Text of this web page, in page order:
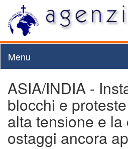
Menu
ASIA/INDIA -
blocchi e
alta tensione e la
ostaggi ancora